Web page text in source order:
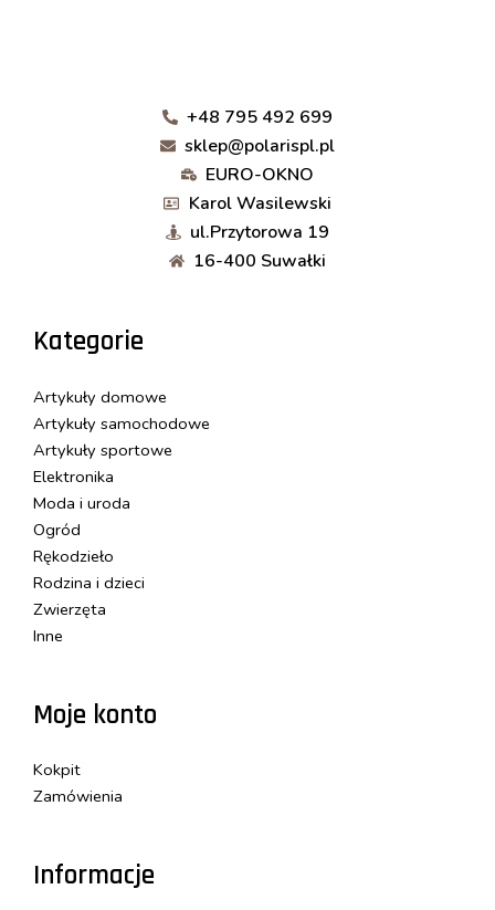
+48 795 492 699
sklep@polarispl.pl
EURO-OKNO
Karol Wasilewski
ul.Przytorowa 19
16-400 Suwałki
Kategorie
Artykuły domowe
Artykuły samochodowe
Artykuły sportowe
Elektronika
Moda i uroda
Ogród
Rękodzieło
Rodzina i dzieci
Zwierzęta
Inne
Moje konto
Kokpit
Zamówienia
Informacje